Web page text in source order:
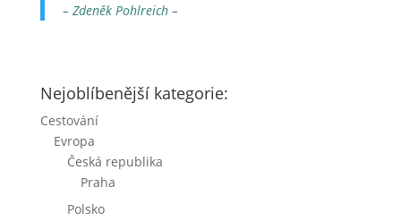
– Zdeněk Pohlreich –
Nejoblíbenější kategorie:
Cestování
Evropa
Česká republika
Praha
Polsko